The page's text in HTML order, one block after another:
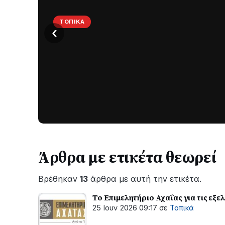
ΤΟΠΙΚΆ
Στο
Λυγιά
περιοχές
περίπου
ώρες
–
Σε
εξέλιξη
‹
Άρθρα με ετικέτα θεωρεί
Βρέθηκαν 13 άρθρα με αυτή την ετικέτα.
Το Επιμελητήριο Αχαΐας για τις
25 Ιουν 2026 09:17 σε Τοπικά